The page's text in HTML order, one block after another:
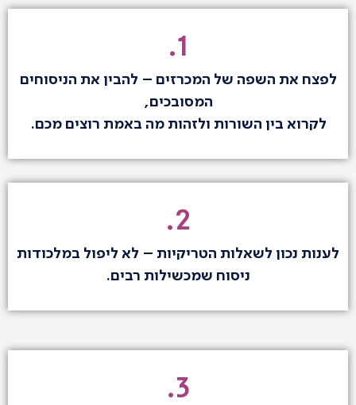
1.
לפצח את השפה של המכרזים – להבין את הניסוחים
המסובכים,
לקרוא בין השורות ולזהות מה באמת רוצים מכם.
2.
לענות נכון לשאלות הטריקיות – לא ליפול במלכודות
ניסוח שמכשילות רבים.
3.